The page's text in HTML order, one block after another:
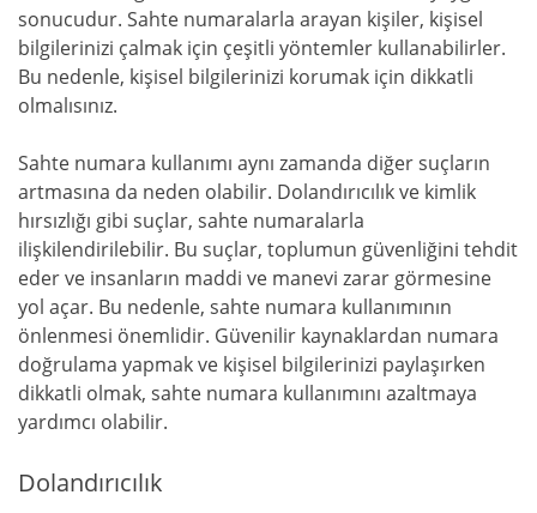
sonucudur. Sahte numaralarla arayan kişiler, kişisel
bilgilerinizi çalmak için çeşitli yöntemler kullanabilirler.
Bu nedenle, kişisel bilgilerinizi korumak için dikkatli
olmalısınız.
Sahte numara kullanımı aynı zamanda diğer suçların
artmasına da neden olabilir. Dolandırıcılık ve kimlik
hırsızlığı gibi suçlar, sahte numaralarla
ilişkilendirilebilir. Bu suçlar, toplumun güvenliğini tehdit
eder ve insanların maddi ve manevi zarar görmesine
yol açar. Bu nedenle, sahte numara kullanımının
önlenmesi önemlidir. Güvenilir kaynaklardan numara
doğrulama yapmak ve kişisel bilgilerinizi paylaşırken
dikkatli olmak, sahte numara kullanımını azaltmaya
yardımcı olabilir.
Dolandırıcılık